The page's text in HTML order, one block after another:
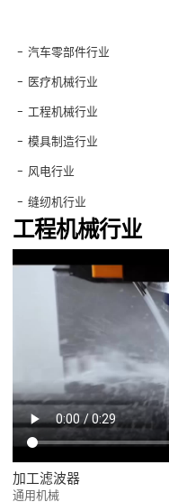
汽车零部件行业
医疗机械行业
工程机械行业
模具制造行业
风电行业
缝纫机行业
工程机械行业
加工滤波器
通用机械